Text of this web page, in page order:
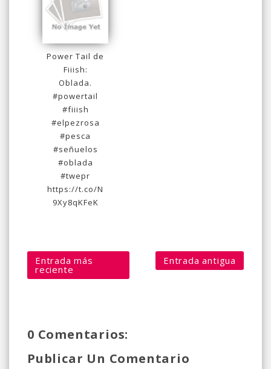
Power Tail de
Fiiish:
Oblada.
#powertail
#fiiish
#elpezrosa
#pesca
#señuelos
#oblada
#twepr
https://t.co/N
9Xy8qKFeK
Entrada más
reciente
Entrada antigua
0 Comentarios:
Publicar Un Comentario